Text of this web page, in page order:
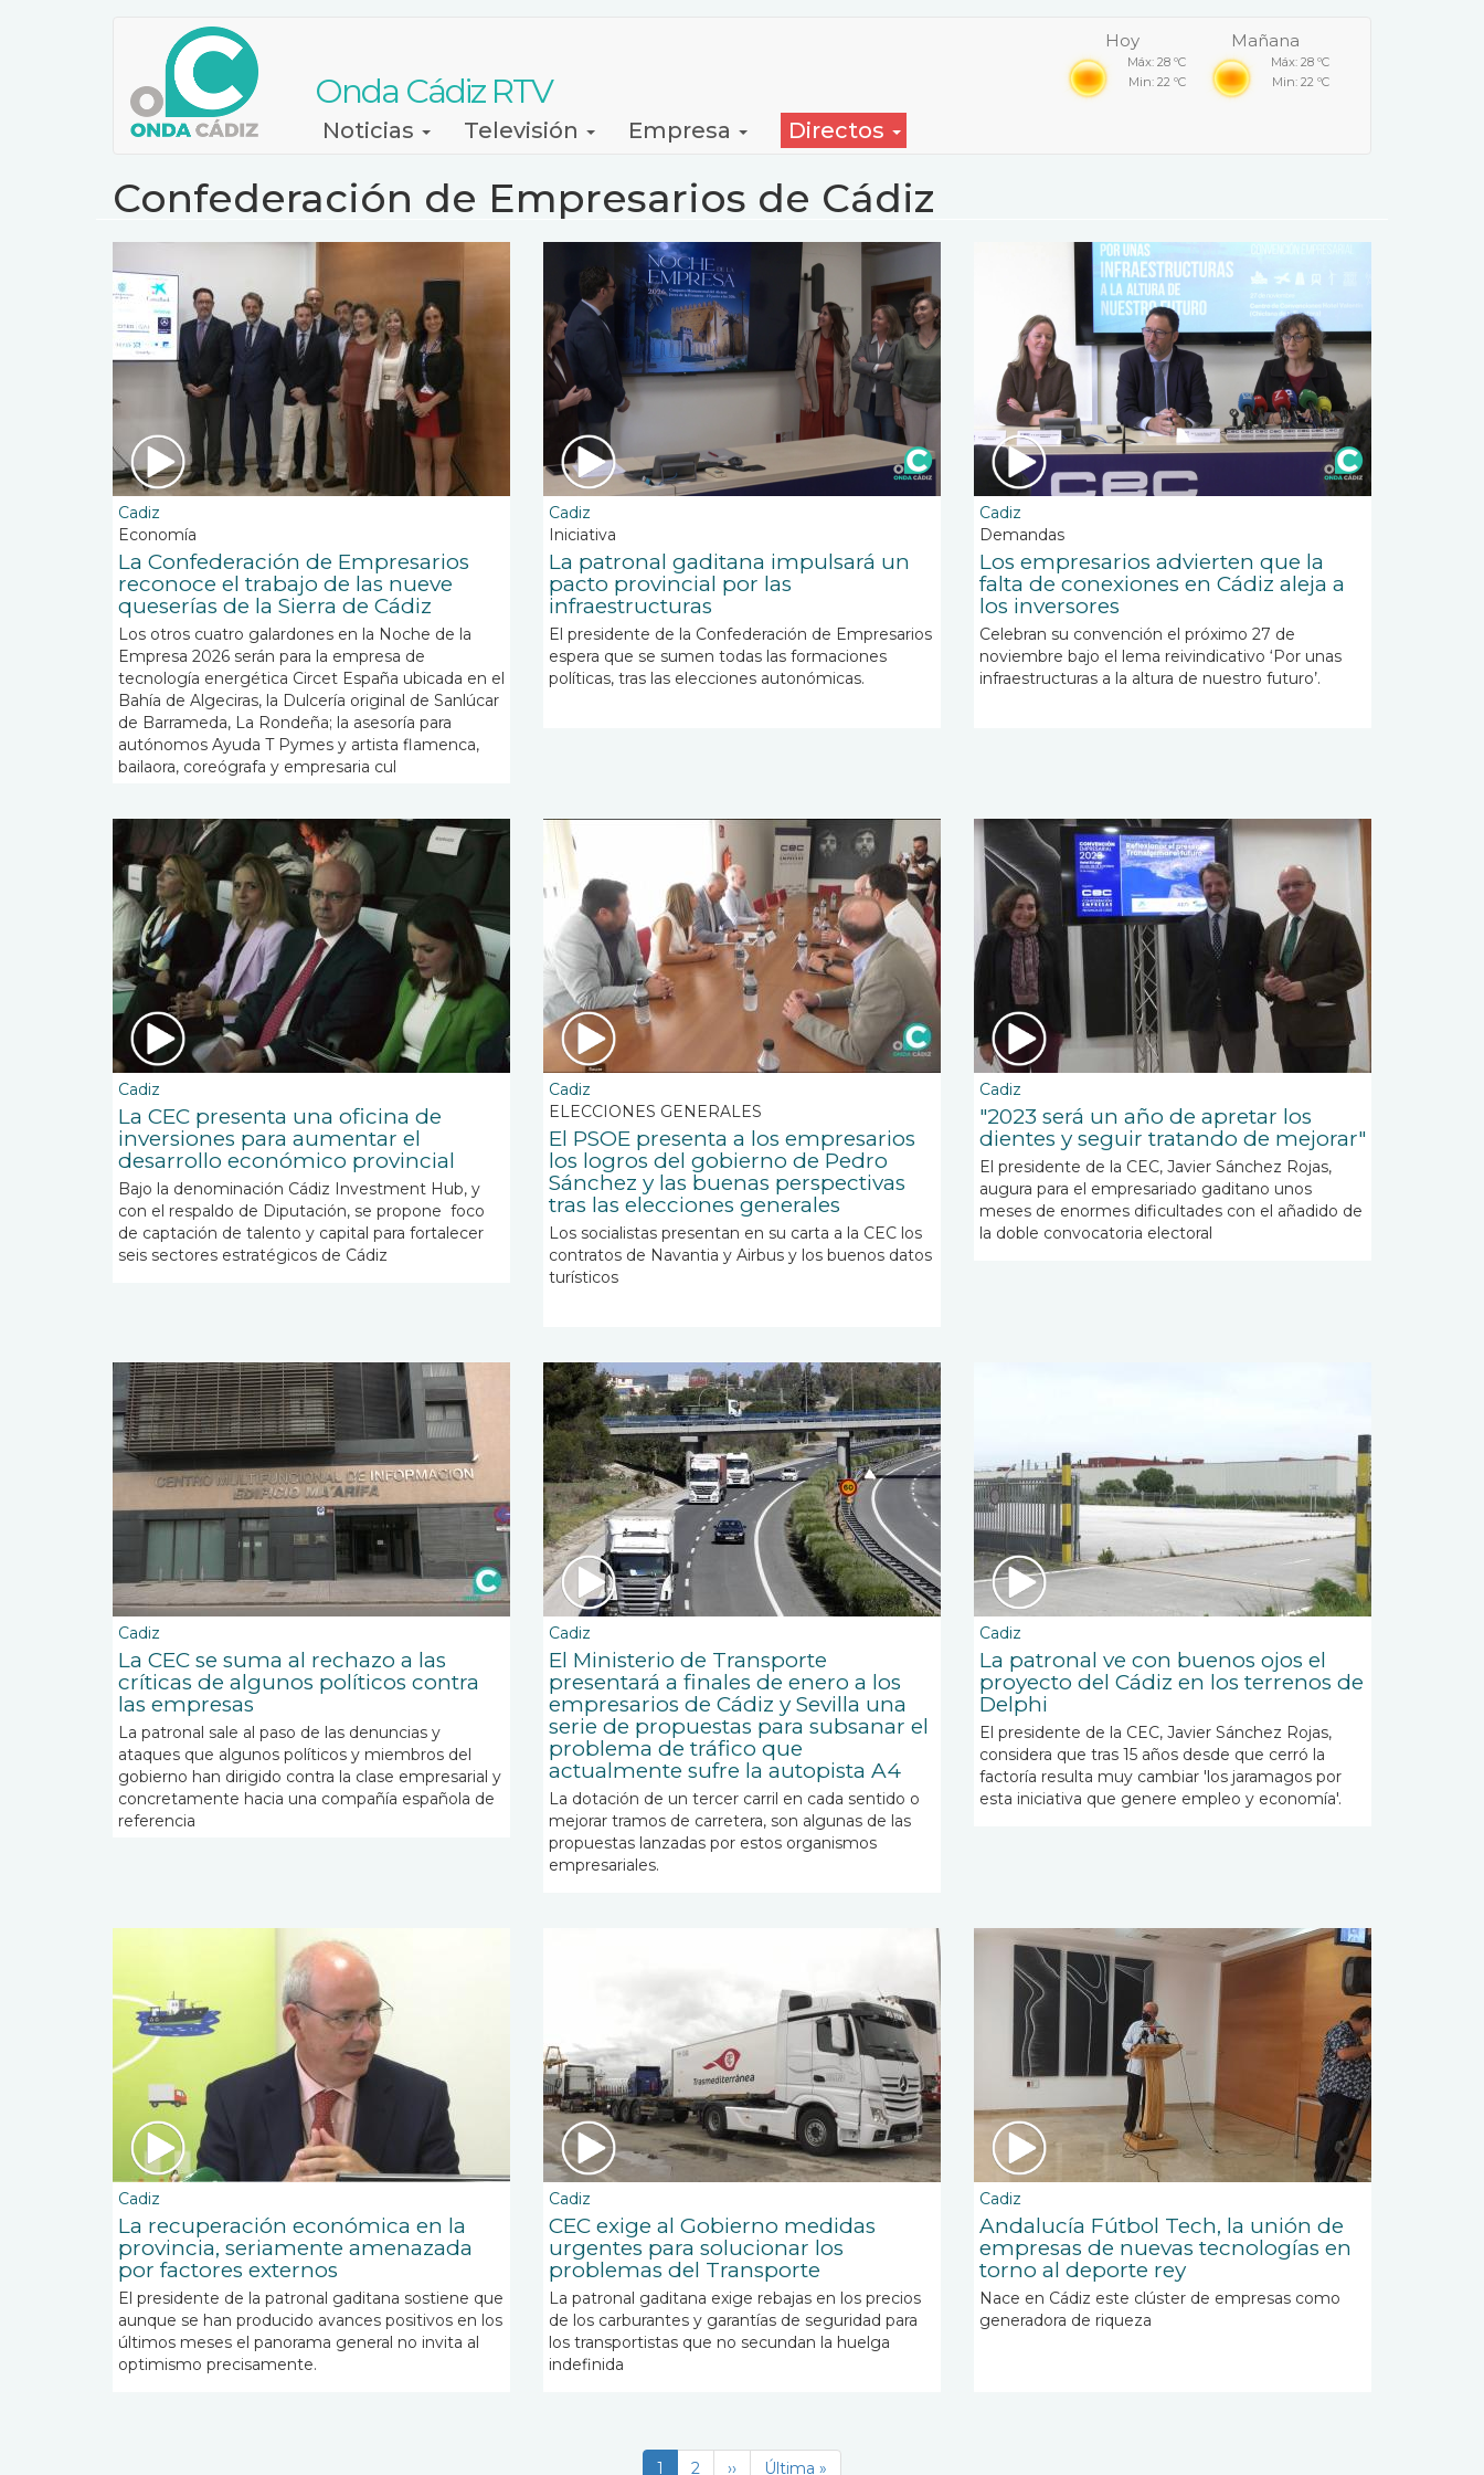
Onda Cádiz RTV
Hoy
Máx: 28 ºC
Min: 22 ºC
Mañana
Máx: 28 ºC
Min: 22 ºC
NavegaciónNoticias Televisión Empresa Directos
Confederación de Empresarios de Cádiz
Cadiz
Economía
La Confederación de Empresarios
reconoce el trabajo de las nueve
queserías de la Sierra de Cádiz
Los otros cuatro galardones en la Noche de la
Empresa 2026 serán para la empresa de
tecnología energética Circet España ubicada en el
Bahía de Algeciras, la Dulcería original de Sanlúcar
de Barrameda, La Rondeña; la asesoría para
autónomos Ayuda T Pymes y artista flamenca,
bailaora, coreógrafa y empresaria cul
Cadiz
Iniciativa
La patronal gaditana impulsará un
pacto provincial por las
infraestructuras
El presidente de la Confederación de Empresarios
espera que se sumen todas las formaciones
políticas, tras las elecciones autonómicas.
Cadiz
Demandas
Los empresarios advierten que la
falta de conexiones en Cádiz aleja a
los inversores
Celebran su convención el próximo 27 de
noviembre bajo el lema reivindicativo ‘Por unas
infraestructuras a la altura de nuestro futuro’.
Cadiz
La CEC presenta una oficina de
inversiones para aumentar el
desarrollo económico provincial
Bajo la denominación Cádiz Investment Hub, y
con el respaldo de Diputación, se propone foco
de captación de talento y capital para fortalecer
seis sectores estratégicos de Cádiz
Cadiz
ELECCIONES GENERALES
El PSOE presenta a los empresarios
los logros del gobierno de Pedro
Sánchez y las buenas perspectivas
tras las elecciones generales
Los socialistas presentan en su carta a la CEC los
contratos de Navantia y Airbus y los buenos datos
turísticos
Cadiz
"2023 será un año de apretar los
dientes y seguir tratando de mejorar"
El presidente de la CEC, Javier Sánchez Rojas,
augura para el empresariado gaditano unos
meses de enormes dificultades con el añadido de
la doble convocatoria electoral
Cadiz
La CEC se suma al rechazo a las
críticas de algunos políticos contra
las empresas
La patronal sale al paso de las denuncias y
ataques que algunos políticos y miembros del
gobierno han dirigido contra la clase empresarial y
concretamente hacia una compañía española de
referencia
Cadiz
El Ministerio de Transporte
presentará a finales de enero a los
empresarios de Cádiz y Sevilla una
serie de propuestas para subsanar el
problema de tráfico que
actualmente sufre la autopista A4
La dotación de un tercer carril en cada sentido o
mejorar tramos de carretera, son algunas de las
propuestas lanzadas por estos organismos
empresariales.
Cadiz
La patronal ve con buenos ojos el
proyecto del Cádiz en los terrenos de
Delphi
El presidente de la CEC, Javier Sánchez Rojas,
considera que tras 15 años desde que cerró la
factoría resulta muy cambiar 'los jaramagos por
esta iniciativa que genere empleo y economía'.
Cadiz
La recuperación económica en la
provincia, seriamente amenazada
por factores externos
El presidente de la patronal gaditana sostiene que
aunque se han producido avances positivos en los
últimos meses el panorama general no invita al
optimismo precisamente.
Cadiz
CEC exige al Gobierno medidas
urgentes para solucionar los
problemas del Transporte
La patronal gaditana exige rebajas en los precios
de los carburantes y garantías de seguridad para
los transportistas que no secundan la huelga
indefinida
Cadiz
Andalucía Fútbol Tech, la unión de
empresas de nuevas tecnologías en
torno al deporte rey
Nace en Cádiz este clúster de empresas como
generadora de riqueza
Página
1 Page
2 Siguiente
›› Última
Última »